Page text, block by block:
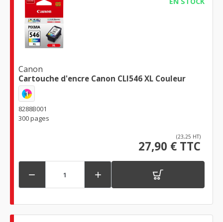
Canon
Cartouche d'encre Canon CLI546 XL Couleur
1
8288B001
300 pages
(23,25 HT)
27,90 € TTC
 